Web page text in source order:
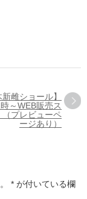
新雌ショール】
～WEB販売ス
（プレビューペ
ージあり）
* が付いている欄